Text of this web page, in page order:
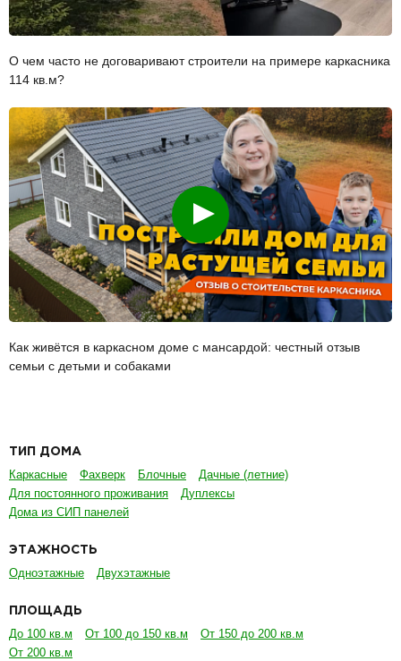
О чем часто не договаривают строители на примере каркасника
114 кв.м?
Смотреть
Как живётся в каркасном доме с мансардой: честный отзыв
семьи с детьми и собаками
ТИП ДОМА
Каркасные Фахверк Блочные
Дачные (летние)
Для постоянного проживания
Дуплексы
Дома из СИП панелей
ЭТАЖНОСТЬ
Одноэтажные Двухэтажные
ПЛОЩАДЬ
До 100 кв.м От 100 до 150 кв.м
От 150 до 200 кв.м
От 200 кв.м